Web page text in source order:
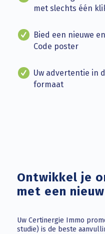
met slechts één
Bied een nieuwe
Code poster
Uw advertentie in
formaat
Ontwikkel je
met een
Uw Certinergie Immo
studie) is de beste